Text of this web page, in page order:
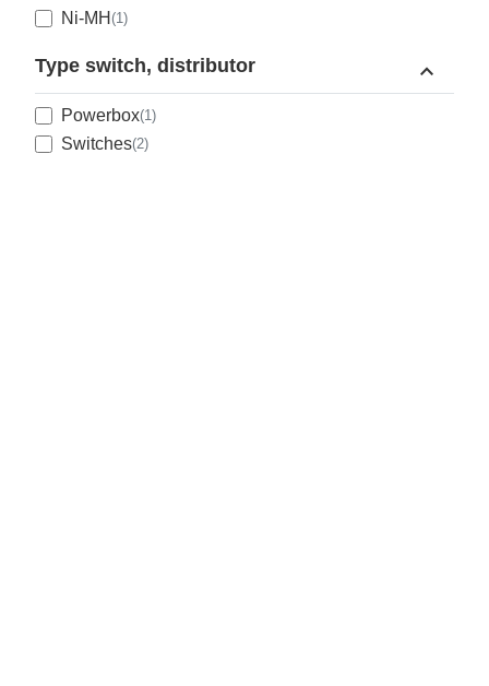
Ni-MH (1)
Type switch, distributor expand_less
Powerbox(1)
Switches(2)